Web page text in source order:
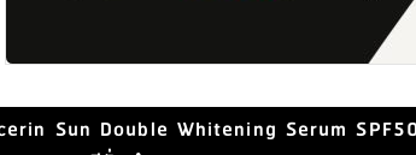
Sun Double Whitening Serum